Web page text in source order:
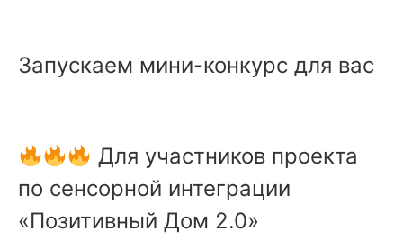
Запускаем мини-конкурс для вас
Для участников проекта
по сенсорной интеграции
«Позитивный Дом 2.0»